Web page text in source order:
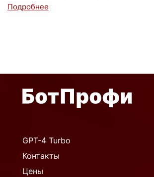
GPT-4 Turbo
Контакты
Цены